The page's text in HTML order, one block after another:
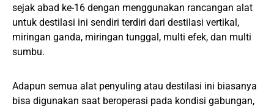
sejak abad ke-16 dengan menggunakan rancangan alat
untuk destilasi ini sendiri terdiri dari destilasi vertikal,
miringan ganda, miringan tunggal, multi efek, dan multi
sumbu.
Adapun semua alat penyuling atau destilasi ini biasanya
bisa digunakan saat beroperasi pada kondisi gabungan,